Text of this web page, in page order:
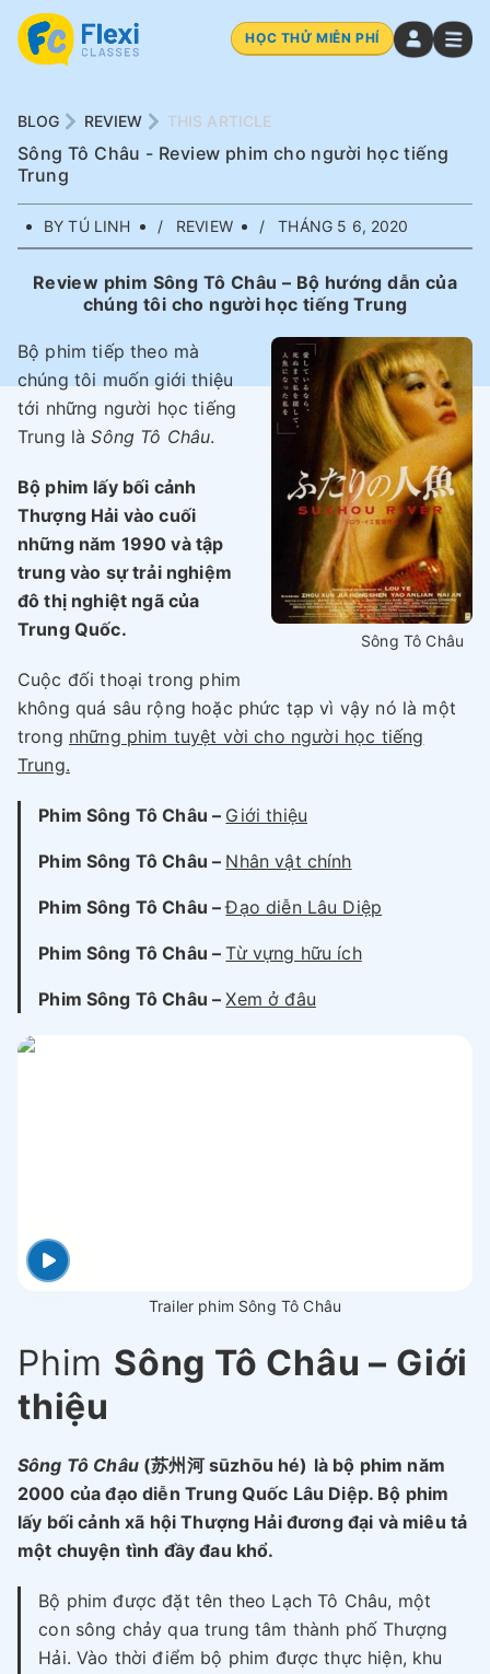
HỌC THỬ MIỄN PHÍ
BLOG REVIEW THIS ARTICLE
Sông Tô Châu - Review phim cho người học tiếng
Trung
BY TÚ LINH REVIEW THÁNG 5 6, 2020
Review phim Sông Tô Châu – Bộ hướng dẫn của
chúng tôi cho người học tiếng Trung
Sông Tô Châu
Bộ phim tiếp theo mà
chúng tôi muốn giới thiệu
tới những người học tiếng
Trung làSông Tô Châu.
Bộ phim lấy bối cảnh
Thượng Hải vào cuối
những năm 1990 và tập
trung vào sự trải nghiệm
đô thị nghiệt ngã của
Trung Quốc.
Cuộc đối thoại trong phim
không quá sâu rộng hoặc phức tạp vì vậy nó là một
trong những phim tuyệt vời cho người học tiếng
Trung.
Phim Sông Tô Châu – Giới thiệu
Phim Sông Tô Châu – Nhân vật chính
Phim Sông Tô Châu –Đạo diễn Lâu Diệp
Phim Sông Tô Châu –Từ vựng hữu ích
Phim Sông Tô Châu –Xem ở đâu
Trailer phim Sông Tô Châu
Phim Sông Tô Châu – Giới
thiệu
Sông Tô Châu(苏州河 sūzhōu hé) là bộ phim năm
2000 của đạo diễn Trung Quốc Lâu Diệp. Bộ phim
lấy bối cảnh xã hội Thượng Hải đương đại và miêu tả
một chuyện tình đầy đau khổ.
Bộ phim được đặt tên theo Lạch Tô Châu, một
con sông chảy qua trung tâm thành phố Thượng
Hải. Vào thời điểm bộ phim được thực hiện, khu